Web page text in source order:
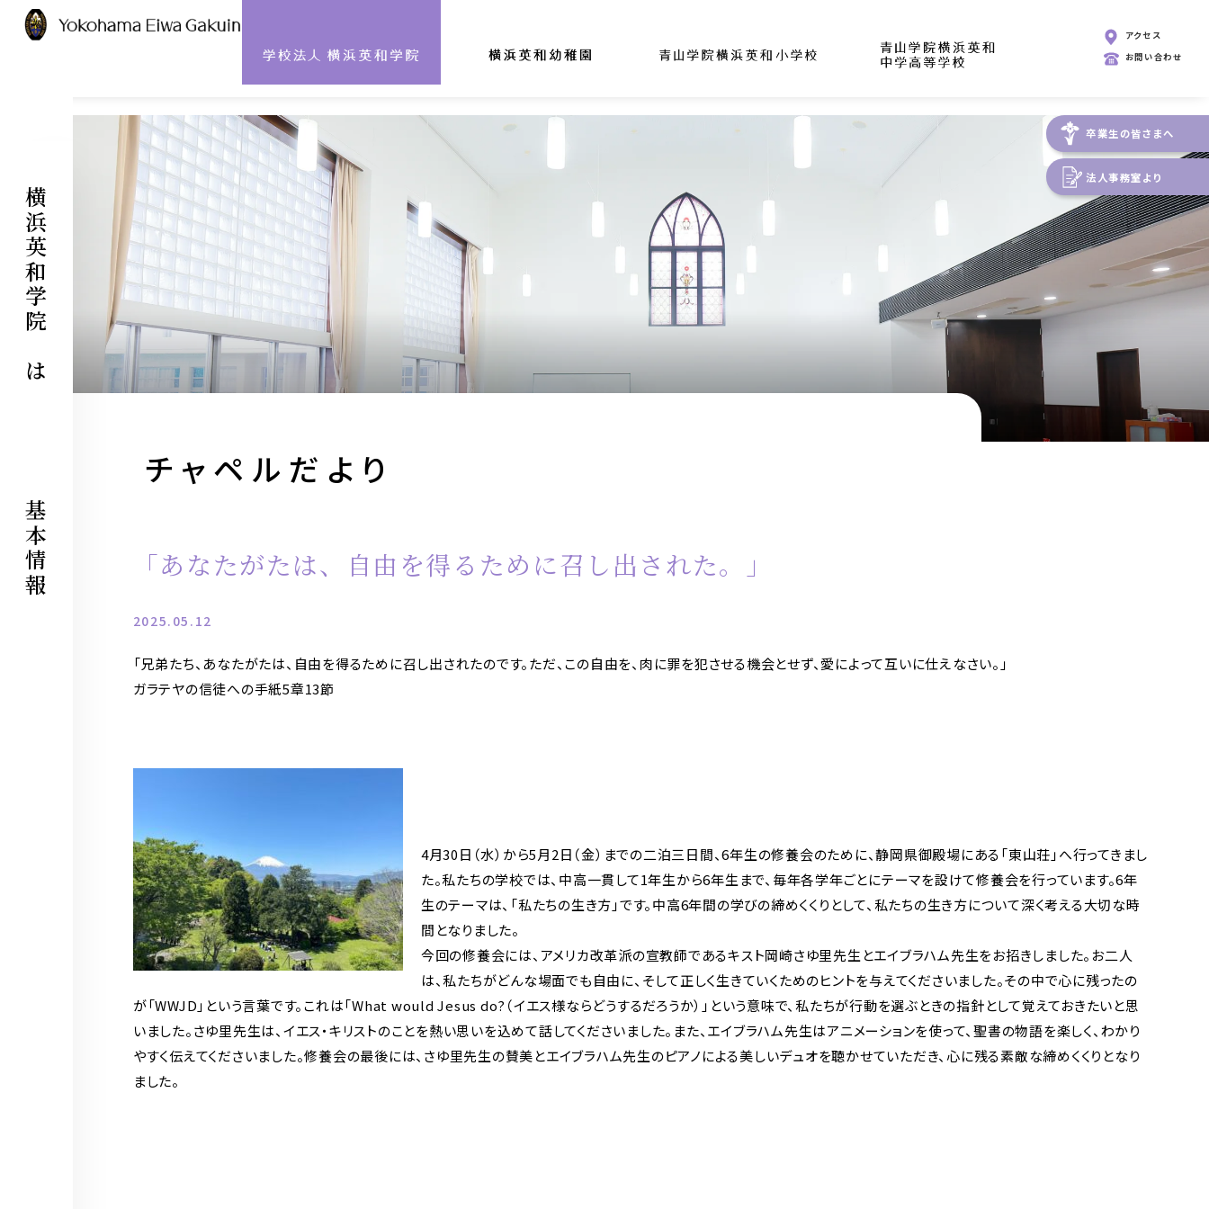
アクセス
お問い合わせ
卒業生の皆さまへ
法人事務室より
横浜英和学院
とは
基本情報
ABOUT US
沿革
建学の精神
メッセージ
校歌・校章
学院ニュース
チャペルだより
INFORMATION
安心・安全の取り組み
アクセス
チャペルだより
「あなたがたは、自由を得るために召し出された。」
2025.05.12
「兄弟たち、あなたがたは、自由を得るために召し出されたのです。ただ、この自由を、肉に罪を犯させる機会とせず、愛によって互いに仕えなさい。」
ガラテヤの信徒への手紙5章13節
4月30日（水）から5月2日（金）までの二泊三日間、6年生の修養会のために、静岡県御殿場にある「東山荘」へ行ってきまし
た。私たちの学校では、中高一貫して1年生から6年生まで、毎年各学年ごとにテーマを設けて修養会を行っています。6年
生のテーマは、「私たちの生き方」です。中高6年間の学びの締めくくりとして、私たちの生き方について深く考える大切な時
間となりました。
今回の修養会には、アメリカ改革派の宣教師であるキスト岡崎さゆ里先生とエイブラハム先生をお招きしました。お二人
は、私たちがどんな場面でも自由に、そして正しく生きていくためのヒントを与えてくださいました。その中で心に残ったの
が「WWJD」という言葉です。これは「What would Jesus do?（イエス様ならどうするだろうか）」という意味で、私たちが行動を選ぶときの指針として覚えておきたいと思
いました。さゆ里先生は、イエス・キリストのことを熱い思いを込めて話してくださいました。また、エイブラハム先生はアニメーションを使って、聖書の物語を楽しく、わかり
やすく伝えてくださいました。修養会の最後には、さゆ里先生の賛美とエイブラハム先生のピアノによる美しいデュオを聴かせていただき、心に残る素敵な締めくくりとなり
ました。